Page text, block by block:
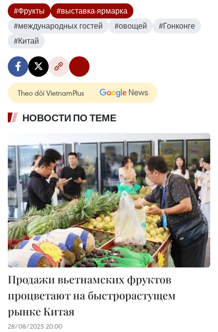
#Фрукты
#выставка-ярмарка
#международных гостей
#овощей
#Гонконге
#Китай
Theo dõi VietnamPlus
НОВОСТИ ПО ТЕМЕ
Продажи вьетнамских фруктов
процветают на быстрорастущем
рынке Китая
28/08/2025 20:00